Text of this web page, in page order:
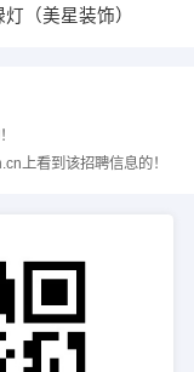
（美星装饰）
上看到该招聘信息的！